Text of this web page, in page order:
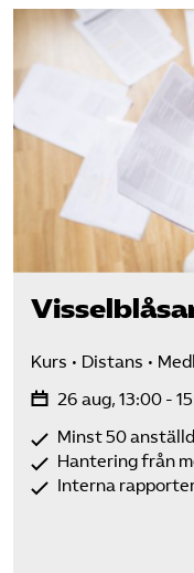
Kurs Distans
26 aug, 13:00 -
Minst 50
Hantering från
Interna